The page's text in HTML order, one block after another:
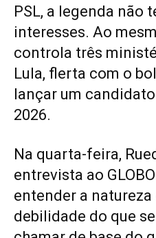
PSL, a legenda não
interesses. Ao
controla três
Lula, flerta com o
lançar um
2026.
Na quarta-feira,
entrevista ao
entender a natureza
debilidade do que